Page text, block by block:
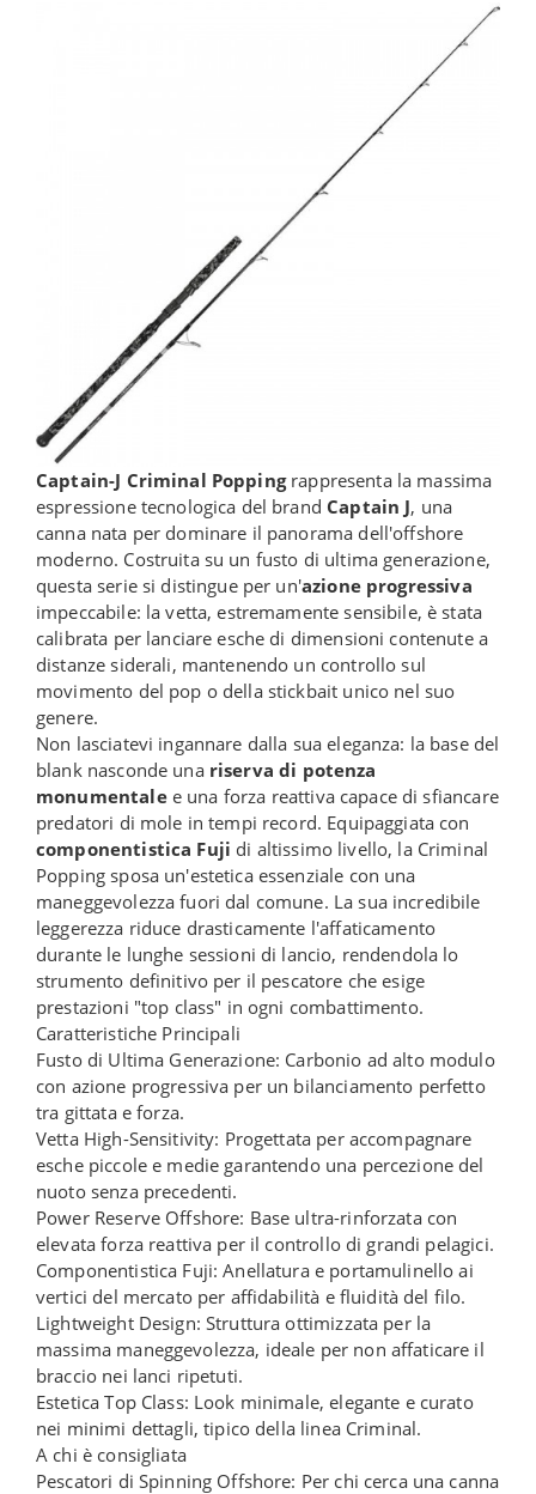
Captain-J Criminal Poppingrappresenta la massima
espressione tecnologica del brand Captain J, una
canna nata per dominare il panorama dell'offshore
moderno. Costruita su un fusto di ultima generazione,
questa serie si distingue per un'azione progressiva
impeccabile: la vetta, estremamente sensibile, è stata
calibrata per lanciare esche di dimensioni contenute a
distanze siderali, mantenendo un controllo sul
movimento del pop o della stickbait unico nel suo
genere.
Non lasciatevi ingannare dalla sua eleganza: la base del
blank nasconde una riserva di potenza
monumentalee una forza reattiva capace di sfiancare
predatori di mole in tempi record. Equipaggiata con
componentistica Fuji di altissimo livello, la Criminal
Popping sposa un'estetica essenziale con una
maneggevolezza fuori dal comune. La sua incredibile
leggerezza riduce drasticamente l'affaticamento
durante le lunghe sessioni di lancio, rendendola lo
strumento definitivo per il pescatore che esige
prestazioni "top class" in ogni combattimento.
Caratteristiche Principali
Fusto di Ultima Generazione: Carbonio ad alto modulo
con azione progressiva per un bilanciamento perfetto
tra gittata e forza.
Vetta High-Sensitivity: Progettata per accompagnare
esche piccole e medie garantendo una percezione del
nuoto senza precedenti.
Power Reserve Offshore: Base ultra-rinforzata con
elevata forza reattiva per il controllo di grandi pelagici.
Componentistica Fuji: Anellatura e portamulinello ai
vertici del mercato per affidabilità e fluidità del filo.
Lightweight Design: Struttura ottimizzata per la
massima maneggevolezza, ideale per non affaticare il
braccio nei lanci ripetuti.
Estetica Top Class: Look minimale, elegante e curato
nei minimi dettagli, tipico della linea Criminal.
A chi è consigliata
Pescatori di Spinning Offshore: Per chi cerca una canna